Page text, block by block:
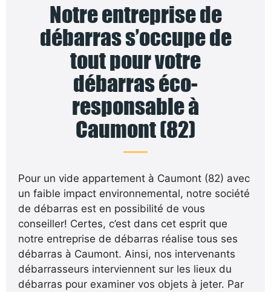
Notre entreprise de
débarras s’occupe de
tout pour votre
débarras éco-
responsable à
Caumont (82)
Pour un vide appartement à Caumont (82) avec
un faible impact environnemental, notre société
de débarras est en possibilité de vous
conseiller! Certes, c’est dans cet esprit que
notre entreprise de débarras réalise tous ses
débarras à Caumont. Ainsi, nos intervenants
débarrasseurs interviennent sur les lieux du
débarras pour examiner vos objets à jeter. Par